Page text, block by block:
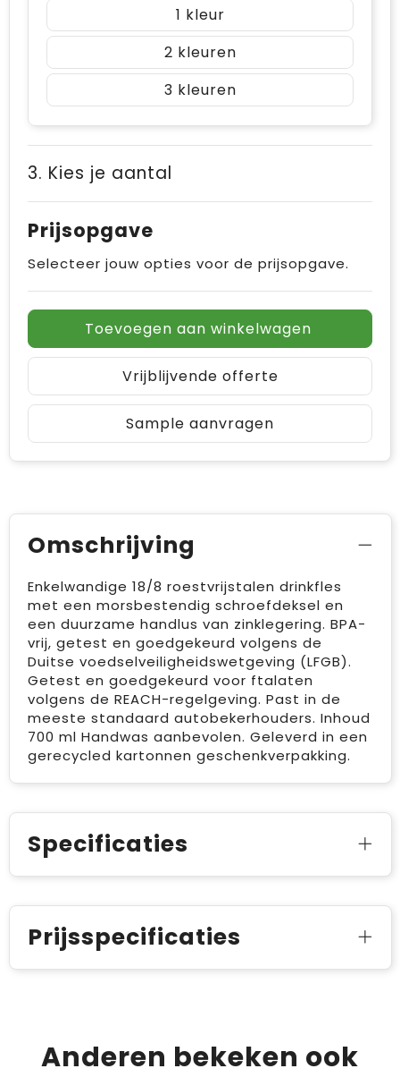
1
2
3
3. Kies je aantal
Prijsopgave
Selecteer jouw opties voor de prijsopgave.
Toevoegen aan winkelwagen
Vrijblijvende offerte
Sample aanvragen
Omschrijving
Enkelwandige 18/8 roestvrijstalen drinkfles
met een morsbestendig schroefdeksel en
een duurzame handlus van zinklegering. BPA-
vrij, getest en goedgekeurd volgens de
Duitse voedselveiligheidswetgeving (LFGB).
Getest en goedgekeurd voor ftalaten
volgens de REACH-regelgeving. Past in de
meeste standaard autobekerhouders. Inhoud
700 ml Handwas aanbevolen. Geleverd in een
gerecycled kartonnen geschenkverpakking.
Specificaties
Prijsspecificaties
Anderen bekeken ook